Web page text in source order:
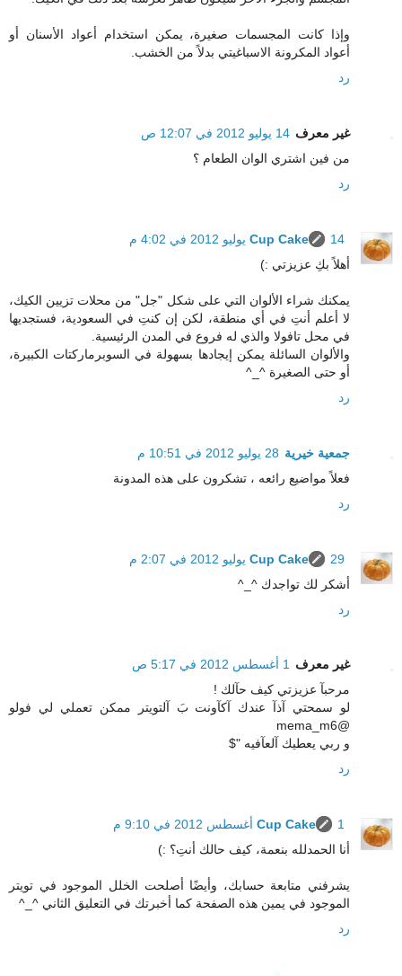
وإذا كانت المجسمات صغيرة، يمكن استخدام أعواد الأسنان أو
أعواد المكرونة الاسباغيتي بدلاً من الخشب.
رد
غير معرف 14 يوليو 2012 في 12:07 ص
من فين اشتري الوان الطعام ؟
رد
Cup Cake
14 يوليو 2012 في 4:02 م
أهلاً بكِ عزيزتي :)
يمكنك شراء الألوان التي على شكل "جل" من محلات تزيين الكيك،
لا أعلم أنتِ في أي منطقة، لكن إن كنتِ في السعودية، فستجديها
في محل تافولا والذي له فروع في المدن الرئيسية.
والألوان السائلة يمكن إيجادها بسهولة في السوبرماركتات الكبيرة،
أو حتى الصغيرة ^_^
رد
جمعية خيرية 28 يوليو 2012 في 10:51 م
فعلاً مواضيع رائعه ، تشكرون على هذه المدونة
رد
Cup Cake
29 يوليو 2012 في 2:07 م
أشكر لك تواجدك ^_^
رد
غير معرف 1 أغسطس 2012 في 5:17 ص
مرحبآ عزيزتي كيف حآلك !
لو سمحتي آذآ عندك آكآونت بَ آلتويتر ممكن تعملي لي فولو
@mema_m6
و ربي يعطيك آلعآفيه "$
رد
Cup Cake
1 أغسطس 2012 في 9:10 م
أنا الحمدلله بنعمة، كيف حالك أنتِ؟ :)
يشرفني متابعة حسابك، وأيضًا أصلحت الخلل الموجود في تويتر
الموجود في يمين هذه الصفحة كما أخبرتك في التعليق الثاني ^_^
رد